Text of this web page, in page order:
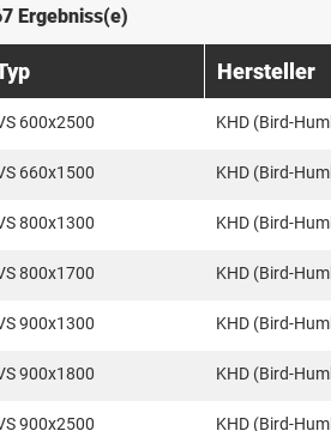
Ergebniss(e)
Hersteller
600x2500 KHD (Bird-
660x1500 KHD (Bird-
800x1300 KHD (Bird-
800x1700 KHD (Bird-
900x1300 KHD (Bird-
900x1800 KHD (Bird-
900x2500 KHD (Bird-